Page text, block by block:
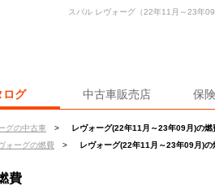
ログ 中古車販売店 保
グの中古車 >
レヴォーグ(22年11月～23年09月)の燃
ォーグの燃費 > レヴォーグ(22年11月～23年09月)の
スバル レヴォーグ（22年11月～23年
費